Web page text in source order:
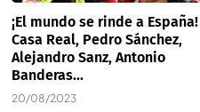
¡El mundo se rinde a
Casa Real, Pedro Sánchez,
Alejandro Sanz, Antonio
Banderas...
20/08/2023